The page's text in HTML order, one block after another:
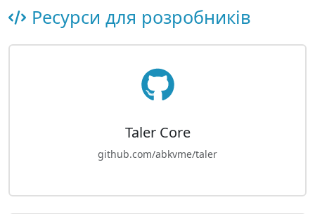
Ресурси для розробників
Taler Core
github.com/abkvme/taler